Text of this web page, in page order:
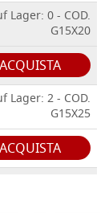
Lager: 0 - COD.
G15X20
ACQUISTA
Lager: 2 - COD.
G15X25
ACQUISTA